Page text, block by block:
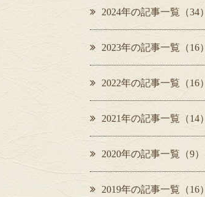
2024年の記事一覧（34）
2023年の記事一覧（16）
2022年の記事一覧（16）
2021年の記事一覧（14）
2020年の記事一覧（9）
2019年の記事一覧（16）